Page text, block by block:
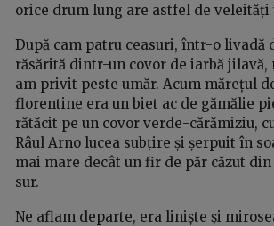
orice drum lung are astfel de veleități
După cam patru ceasuri, într-o livadă
răsărită dintr-un covor de iarbă jilavă,
am privit peste umăr. Acum mărețul
florentine era un biet ac de gămălie
rătăcit pe un covor verde-cărămiziu,
Râul Arno lucea subțire și șerpuit în
mai mare decât un fir de păr căzut din
sur.
Ne aflam departe, era liniște și